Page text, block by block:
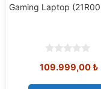
Gaming Laptop
o
t
109.999,00₺